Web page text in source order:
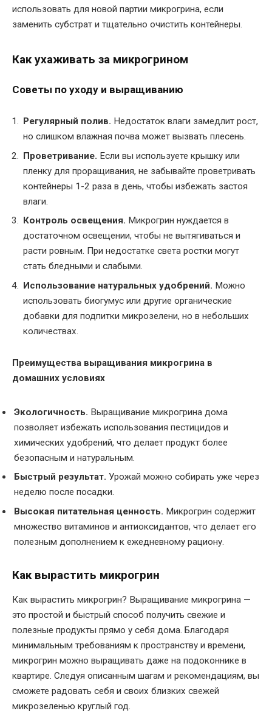
использовать для новой партии микрогрина, если
заменить субстрат и тщательно очистить контейнеры.
Как ухаживать за микрогрином
Советы по уходу и выращиванию
Регулярный полив. Недостаток влаги замедлит рост,
но слишком влажная почва может вызвать плесень.
Проветривание. Если вы используете крышку или
пленку для проращивания, не забывайте проветривать
контейнеры 1-2 раза в день, чтобы избежать застоя
влаги.
Контроль освещения. Микрогрин нуждается в
достаточном освещении, чтобы не вытягиваться и
расти ровным. При недостатке света ростки могут
стать бледными и слабыми.
Использование натуральных удобрений. Можно
использовать биогумус или другие органические
добавки для подпитки микрозелени, но в небольших
количествах.
Преимущества выращивания микрогрина в
домашних условиях
Экологичность. Выращивание микрогрина дома
позволяет избежать использования пестицидов и
химических удобрений, что делает продукт более
безопасным и натуральным.
Быстрый результат. Урожай можно собирать уже через
неделю после посадки.
Высокая питательная ценность. Микрогрин содержит
множество витаминов и антиоксидантов, что делает его
полезным дополнением к ежедневному рациону.
Как вырастить микрогрин
Как вырастить микрогрин? Выращивание микрогрина —
это простой и быстрый способ получить свежие и
полезные продукты прямо у себя дома. Благодаря
минимальным требованиям к пространству и времени,
микрогрин можно выращивать даже на подоконнике в
квартире. Следуя описанным шагам и рекомендациям, вы
сможете радовать себя и своих близких свежей
микрозеленью круглый год.